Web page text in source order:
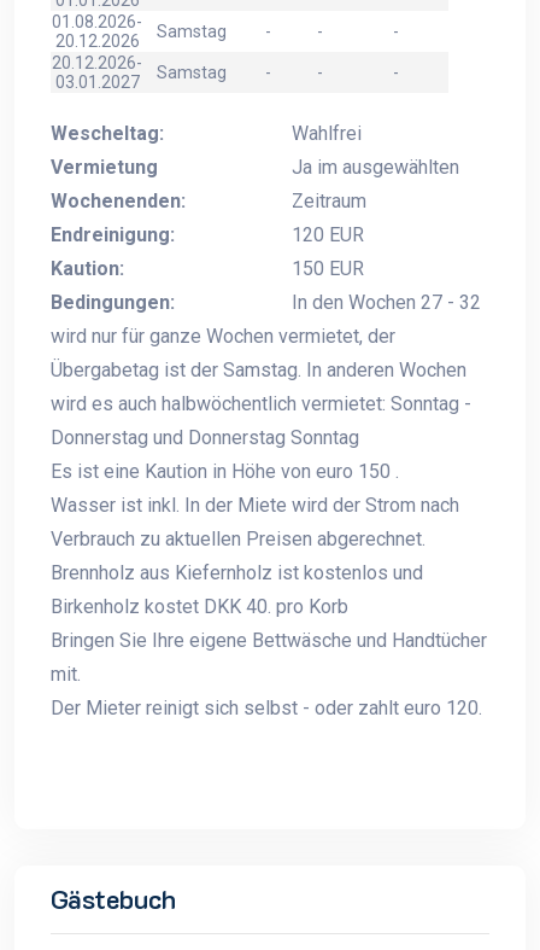
01.08.2026-
20.12.2026
Samstag - -
-
20.12.2026-
03.01.2027
Samstag - - -
Wescheltag:
Wahlfrei
Vermietung
Wochenenden:
Ja im ausgewählten
Zeitraum
Endreinigung:
120 EUR
Kaution:
150 EUR
Bedingungen:
In den Wochen 27 - 32
wird nur für ganze Wochen vermietet, der
Übergabetag ist der Samstag. In anderen Wochen
wird es auch halbwöchentlich vermietet: Sonntag -
Donnerstag und Donnerstag Sonntag
Es ist eine Kaution in Höhe von euro 150 .
Wasser ist inkl. In der Miete wird der Strom nach
Verbrauch zu aktuellen Preisen abgerechnet.
Brennholz aus Kiefernholz ist kostenlos und
Birkenholz kostet DKK 40. pro Korb
Bringen Sie Ihre eigene Bettwäsche und Handtücher
mit.
Der Mieter reinigt sich selbst - oder zahlt euro 120.
Gästebuch